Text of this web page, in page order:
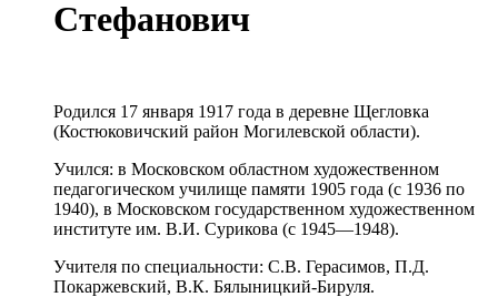
Стефанович
Родился 17 января 1917 года в деревне Щегловка
(Костюковичский район Могилевской области).
Учился: в Московском областном художественном
педагогическом училище памяти 1905 года (с 1936 по
1940), в Московском государственном художественном
институте им. В.И. Сурикова (с 1945—1948).
Учителя по специальности: С.В. Герасимов, П.Д.
Покаржевский, В.К. Бялыницкий-Бируля.